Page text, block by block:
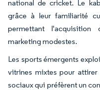
national de cricket. Le
grâce à leur familiarité
permettant l'acquisition
marketing modestes.
Les sports émergents
vitrines mixtes pour attirer
sociaux qui préfèrent un